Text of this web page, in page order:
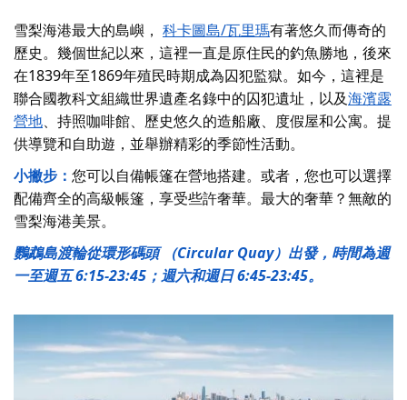
雪梨海港最大的島嶼， 科卡圖島/瓦里瑪有著悠久而傳奇的
歷史。幾個世紀以來，這裡一直是原住民的釣魚勝地，後來
在1839年至1869年殖民時期成為囚犯監獄。如今，這裡是
聯合國教科文組織世界遺產名錄中的囚犯遺址，以及海濱露
營地、持照咖啡館、歷史悠久的造船廠、度假屋和公寓。提
供導覽和自助遊，並舉辦精彩的季節性活動。
小撇步： 您可以自備帳篷在營地搭建。或者，您也可以選擇
配備齊全的高級帳篷，享受些許奢華。最大的奢華？無敵的
雪梨海港美景。
鸚鵡島渡輪從環形碼頭 （Circular Quay）出發，時間為週
一至週五 6:15-23:45；週六和週日 6:45-23:45。